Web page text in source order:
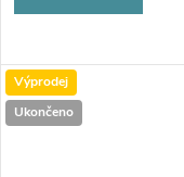
Výprodej
Ukončeno